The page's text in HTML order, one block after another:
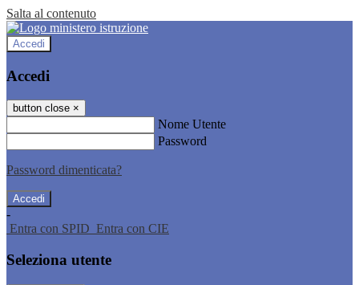
Salta al contenuto
Accedi
Accedi
button close ×
Nome Utente
Password
Password dimenticata?
-
Entra con SPID Entra con CIE
Seleziona utente